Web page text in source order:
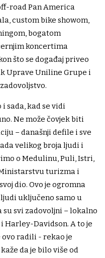
road Pan America
custom bike showom,
bogatom
koncertima
što se događaj priveo
Uprave Uniline Grupe i
sada, kad se vidi
Ne može čovjek biti
– današnji defile i sve
velikog broja ljudi i
o Medulinu, Puli, Istri,
turizma i
dio. Ovo je ogromna
uključeno samo u
su svi zadovoljni – lokalno
Harley-Davidson. A to je
ovo radili - rekao je
da je bilo više od